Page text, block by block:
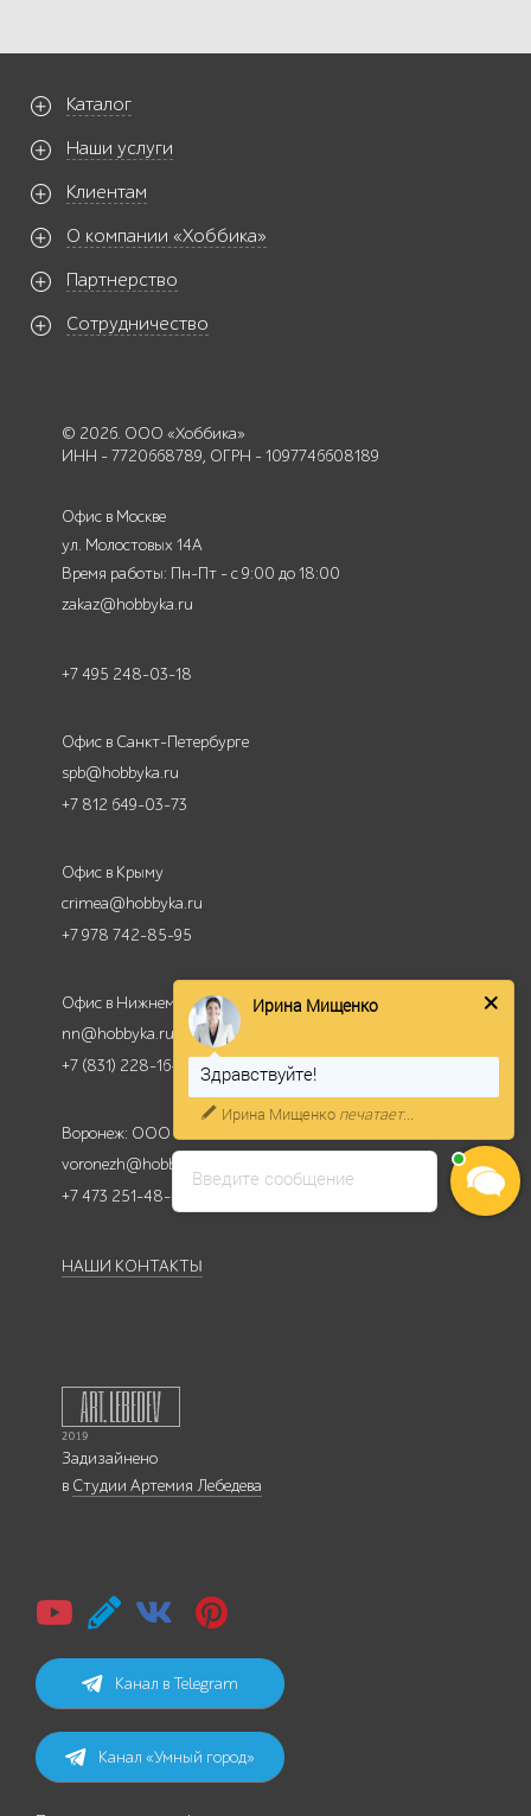
Каталог
Наши услуги
Клиентам
О компании «Хоббика»
Партнерство
Сотрудничество
© 2026. ООО «Хоббика»
ИНН - 7720668789, ОГРН - 1097746608189
Офис в Москве
ул. Молостовых 14А
Время работы: Пн-Пт - с 9:00 до 18:00
zakaz@hobbyka.ru
+7 495 248-03-18
Офис в Санкт-Петербурге
spb@hobbyka.ru
+7 812 649-03-73
Офис в Крыму
crimea@hobbyka.ru
+7 978 742-85-95
Офис в Нижнем Новгороде
nn@hobbyka.ru
+7 (831) 228-16-84
Воронеж: ООО КМР
voronezh@hobbyka.ru
+7 473 251-48-47
НАШИ КОНТАКТЫ
Задизайнено
в Студии Артемия Лебедева
Канал в Telegram
Канал «Умный город»
Введите сообщение
Ирина Мищенко
Здравствуйте!
Ирина Мищенко печатает...